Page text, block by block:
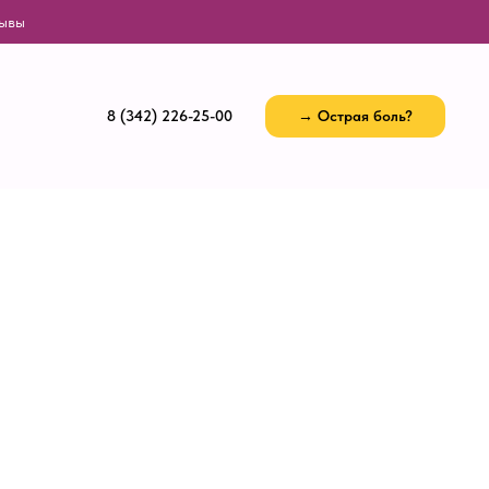
8 (342) 226-25-00 → Острая боль?